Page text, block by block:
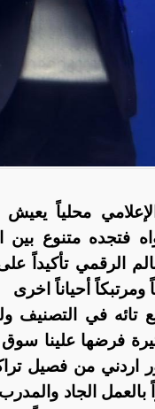
محلياً
فتجده متنوع
الرقمي تأكيداً على
ومرتبكاً أحياناً اخرى
تائه في التصنيف
فرضها علينا
اردني من فصيل
بالعمل الجاد